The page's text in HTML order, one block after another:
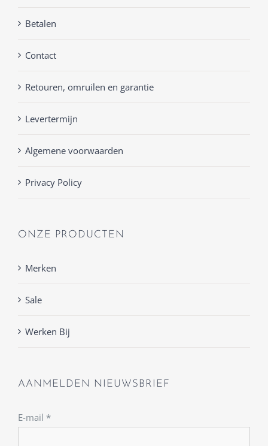
Betalen
Contact
Retouren, omruilen en garantie
Levertermijn
Algemene voorwaarden
Privacy Policy
ONZE PRODUCTEN
Merken
Sale
Werken Bij
AANMELDEN NIEUWSBRIEF
E-mail *